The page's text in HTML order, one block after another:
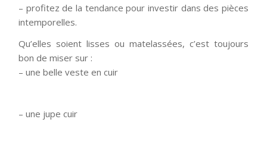
– profitez de la tendance pour investir dans des pièces
intemporelles.
Qu’elles soient lisses ou matelassées, c’est toujours
bon de miser sur :
– une belle veste en cuir
– une jupe cuir